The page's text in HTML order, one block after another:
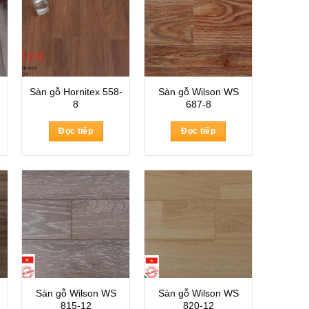
Sàn gỗ Hornitex 558-
8
Đọc tiếp
Sàn gỗ Wilson WS
687-8
Đọc tiếp
Sàn gỗ Wilson WS
815-12
Sàn gỗ Wilson WS
820-12